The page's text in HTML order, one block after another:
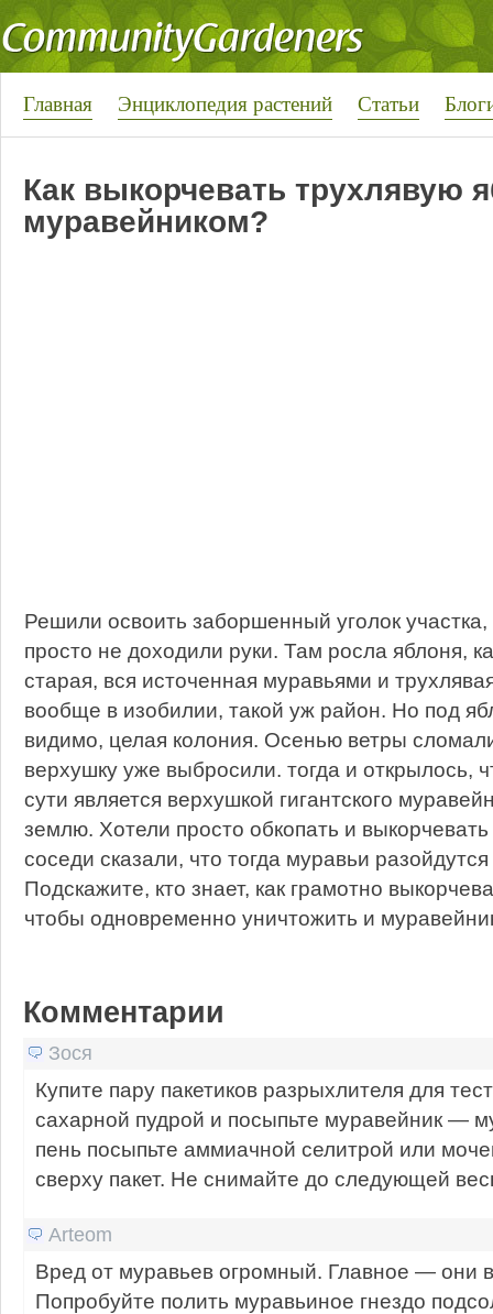
Главная Энциклопедия растений Статьи
Как выкорчевать трухлявую
муравейником?
Решили освоить заборшенный уголок участка,
просто не доходили руки. Там росла яблоня,
старая, вся источенная муравьями и
вообще в изобилии, такой уж район. Но под
видимо, целая колония. Осенью ветры
верхушку уже выбросили. тогда и открылось,
сути является верхушкой гигантского
землю. Хотели просто обкопать и
соседи сказали, что тогда муравьи
Подскажите, кто знает, как грамотно
чтобы одновременно уничтожить и
Комментарии
Зося
Купите пару пакетиков разрыхлителя для
сахарной пудрой и посыпьте муравейник —
пень посыпьте аммиачной селитрой или
сверху пакет. Не снимайте до следующей
Arteom
Вред от муравьев огромный. Главное — они
Попробуйте полить муравьиное гнездо